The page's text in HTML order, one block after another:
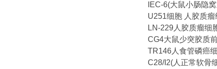
IEC-6(大鼠小肠隐
U251细胞 人胶质瘤
LN-229人胶质瘤细
CG4大鼠少突胶质
TR146人食管磷癌
C28/I2(人正常软骨